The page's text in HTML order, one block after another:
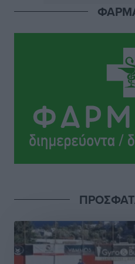
Εθνική Παίδων: Ο
Διαγόρας: Ανανέωσε ο
ΔΕΑΣ Δάφνη Ρόδου: Η
Αθλητικά• πριν 3 ώρες
Σταυρός Καλυθιών:
Καρελλάκη
Αθλητικά• πριν 3 ώρες